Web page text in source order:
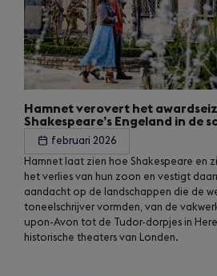
Hamnet verovert het
Shakespeare’s Engeland in de
februari 2026
Hamnet laat zien hoe Shakespeare en
het verlies van hun zoon en vestigt
aandacht op de landschappen die de
toneelschrijver vormden, van de
upon-Avon tot de Tudor-dorpjes in
historische theaters van Londen.